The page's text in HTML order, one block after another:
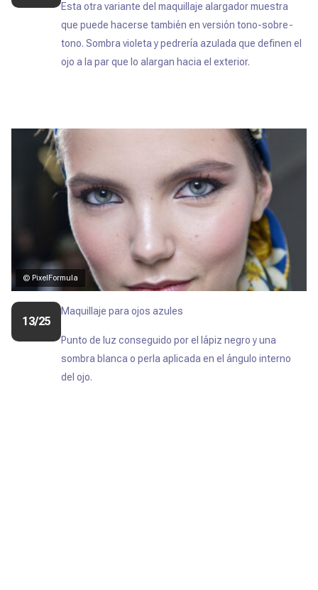
Esta otra variante del maquillaje alargador muestra
que puede hacerse también en versión tono-sobre-
tono. Sombra violeta y pedrería azulada que definen el
ojo a la par que lo alargan hacia el exterior.
© PixelFormula
13/25
Maquillaje para ojos azules
Punto de luz conseguido por el lápiz negro y una
sombra blanca o perla aplicada en el ángulo interno
del ojo.